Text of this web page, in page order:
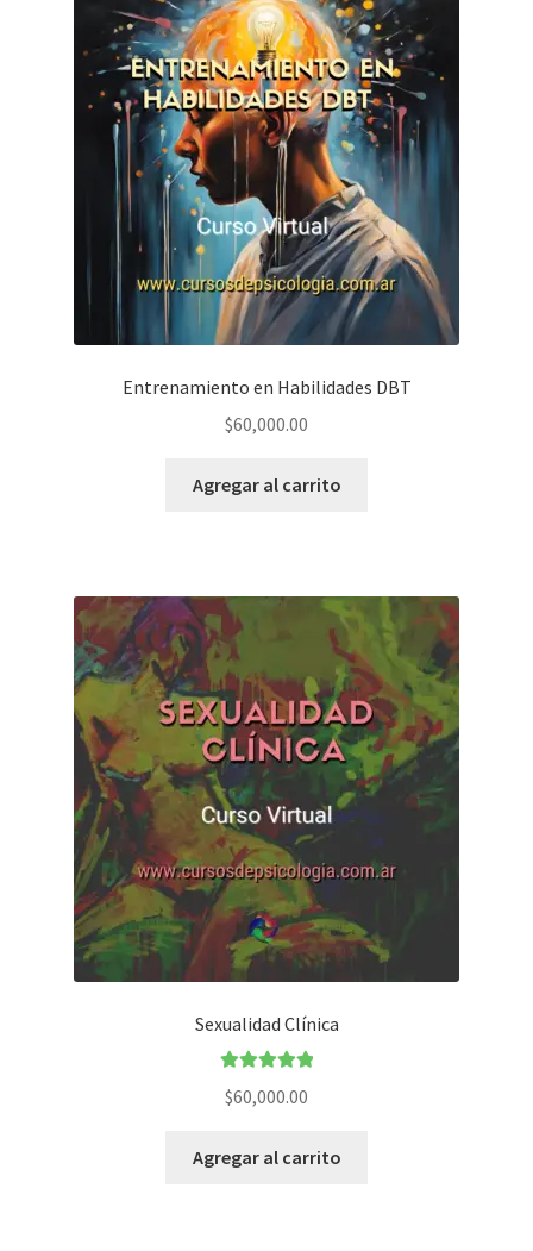
Entrenamiento en Habilidades DBT
$60,000.00
Agregar al carrito
Sexualidad Clínica
5.00
$60,000.00
Agregar al carrito